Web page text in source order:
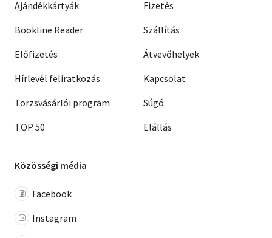
Ajándékkártyák
Bookline Reader
Előfizetés
Hírlevél feliratkozás
Törzsvásárlói program
TOP 50
Fizetés
Szállítás
Átvevőhelyek
Kapcsolat
Súgó
Elállás
Közösségi média
Facebook
Instagram